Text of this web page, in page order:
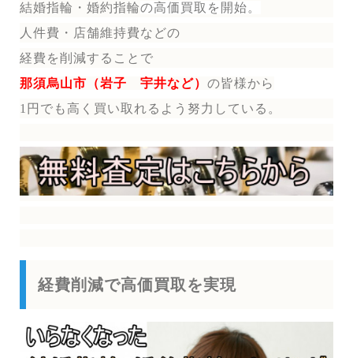
結婚指輪・婚約指輪の高価買取を開始。
人件費・店舗維持費などの
経費を削減することで
那須烏山市（岩子 宇井など） の皆様から
1円でも高く買い取れるよう努力している。
経費削減で高価買取を実現